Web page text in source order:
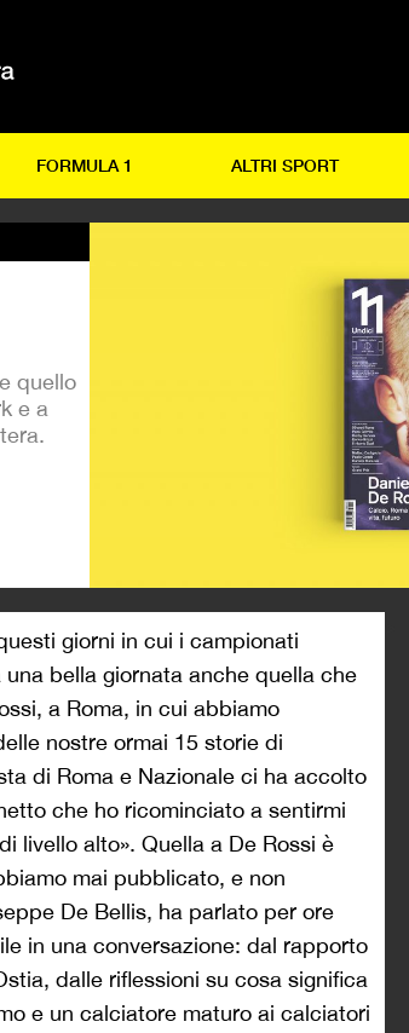
FORMULA 1 ALTRI SPORT
quello
e a
giorni in cui i campionati
bella giornata anche quella che
a Roma, in cui abbiamo
nostre ormai 15 storie di
di Roma e Nazionale ci ha accolto
che ho ricominciato a sentirmi
livello alto». Quella a De Rossi è
mai pubblicato, e non
De Bellis, ha parlato per ore
in una conversazione: dal rapporto
dalle riflessioni su cosa significa
e un calciatore maturo ai calciatori